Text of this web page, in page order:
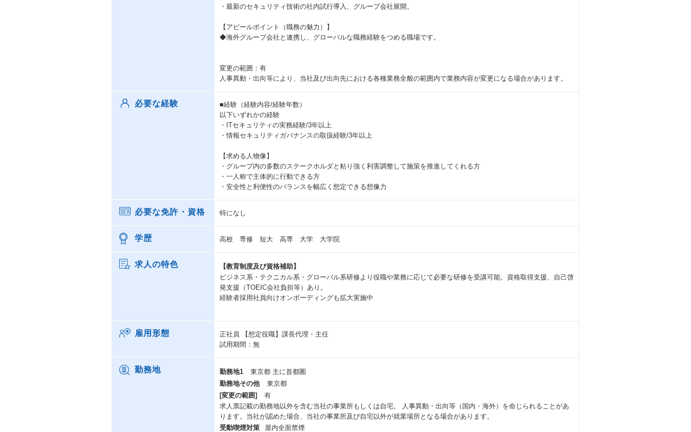
・最新のセキュリティ技術の社内試行導入、グループ会社展開。
【アピールポイント（職務の魅力）】
◆海外グループ会社と連携し、グローバルな職務経験をつめる職場です。
変更の範囲：有
人事異動・出向等により、当社及び出向先における各種業務全般の範囲内で業務内容が変更になる場合があります。
必要な経験
■経験（経験内容/経験年数）
以下いずれかの経験
・ITセキュリティの実務経験/3年以上
・情報セキュリティガバナンスの取扱経験/3年以上
【求める人物像】
・グループ内の多数のステークホルダと粘り強く利害調整して施策を推進してくれる方
・一人称で主体的に行動できる方
・安全性と利便性のバランスを幅広く想定できる想像力
必要な免許・資格 特になし
学歴 高校 専修 短大 高専 大学 大学院
求人の特色
【教育制度及び資格補助】
ビジネス系・テクニカル系・グローバル系研修より役職や業務に応じて必要な研修を受講可能。資格取得支援、自己啓
発支援（TOEIC会社負担等）あり。
経験者採用社員向けオンボーディングも拡大実施中
雇用形態 正社員
【想定役職】課長代理・主任
試用期間：無
勤務地 勤務地1
東京都 主に首都圏
勤務地その他
東京都
[変更の範囲]
有
求人票記載の勤務地以外を含む当社の事業所もしくは自宅。 人事異動・出向等（国内・海外）を命じられることがあ
ります。当社が認めた場合、当社の事業所及び自宅以外が就業場所となる場合があります。
受動喫煙対策
屋内全面禁煙